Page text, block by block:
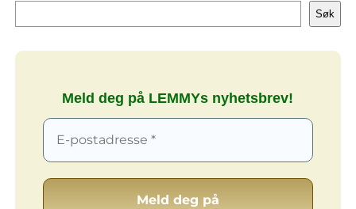
Søk
Søk
Meld deg på LEMMYs nyhetsbrev!